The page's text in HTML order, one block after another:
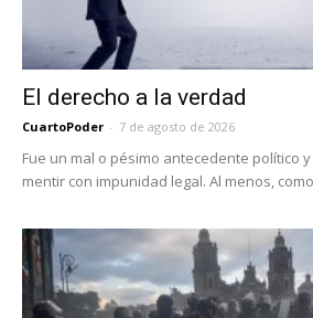
El derecho a la verdad
CuartoPoder - 7 de agosto de 2026
Fue un mal o pésimo antecedente político
mentir con impunidad legal. Al menos,